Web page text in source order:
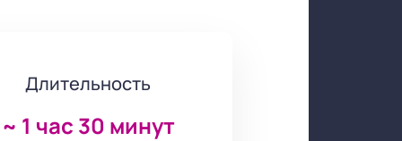
Длительность
~ 1 час 30 минут